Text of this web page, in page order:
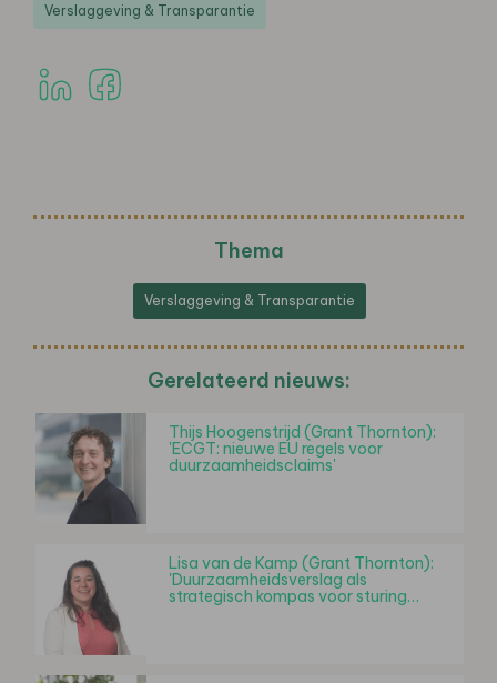
Verslaggeving & Transparantie
Thema
Verslaggeving & Transparantie
Gerelateerd nieuws:
Thijs Hoogenstrijd (Grant Thornton):
'ECGT: nieuwe EU regels voor
duurzaamheidsclaims'
Lisa van de Kamp (Grant Thornton):
'Duurzaamheidsverslag als
strategisch kompas voor sturing…